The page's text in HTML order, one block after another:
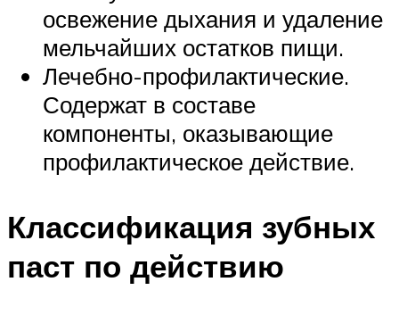
освежение дыхания и удаление
мельчайших остатков пищи.
Лечебно-профилактические.
Содержат в составе
компоненты, оказывающие
профилактическое действие.
Классификация зубных
паст по действию